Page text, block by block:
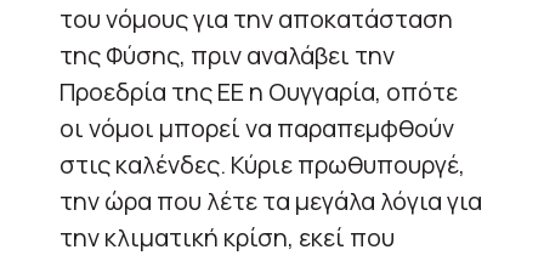
του νόμους για την αποκατάσταση
της Φύσης, πριν αναλάβει την
Προεδρία της ΕΕ η Ουγγαρία, οπότε
οι νόμοι μπορεί να παραπεμφθούν
στις καλένδες. Κύριε πρωθυπουργέ,
την ώρα που λέτε τα μεγάλα λόγια για
την κλιματική κρίση, εκεί που